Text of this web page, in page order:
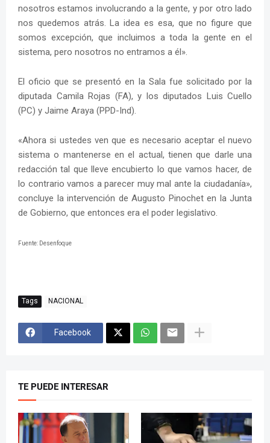
nosotros estamos involucrando a la gente, y por otro lado
nos quedemos atrás. La idea es esa, que no figure que
somos excepción, que incluimos a toda la gente en el
sistema, pero nosotros no entramos a él».
El oficio que se presentó en la Sala fue solicitado por la
diputada Camila Rojas (FA), y los diputados Luis Cuello
(PC) y Jaime Araya (PPD-Ind).
«Ahora si ustedes ven que es necesario aceptar el nuevo
sistema o mantenerse en el actual, tienen que darle una
redacción tal que lleve encubierto lo que vamos hacer, de
lo contrario vamos a parecer muy mal ante la ciudadanía»,
concluye la intervención de Augusto Pinochet en la Junta
de Gobierno, que entonces era el poder legislativo.
Fuente: Desenfoque
Tags NACIONAL
Facebook
TE PUEDE INTERESAR